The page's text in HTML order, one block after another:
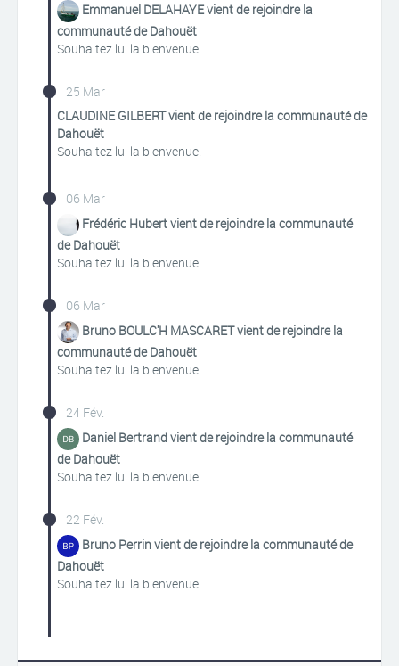
Emmanuel DELAHAYE vient de rejoindre la
communauté de Dahouët
Souhaitez lui la bienvenue!
25 Mar
CLAUDINE GILBERT vient de rejoindre la communauté de
Dahouët
Souhaitez lui la bienvenue!
06 Mar
Frédéric Hubert vient de rejoindre la communauté
de Dahouët
Souhaitez lui la bienvenue!
06 Mar
Bruno BOULC'H MASCARET vient de rejoindre la
communauté de Dahouët
Souhaitez lui la bienvenue!
24 Fév.
Daniel Bertrand vient de rejoindre la communauté
de Dahouët
Souhaitez lui la bienvenue!
22 Fév.
Bruno Perrin vient de rejoindre la communauté de
Dahouët
Souhaitez lui la bienvenue!